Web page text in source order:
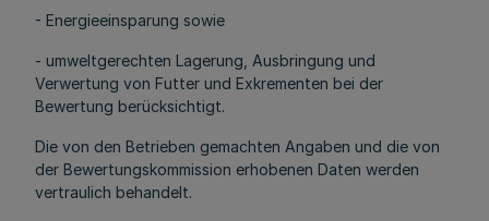
- Energieeinsparung sowie
- umweltgerechten Lagerung, Ausbringung und
Verwertung von Futter und Exkrementen bei der
Bewertung berücksichtigt.
Die von den Betrieben gemachten Angaben und die von
der Bewertungskommission erhobenen Daten werden
vertraulich behandelt.